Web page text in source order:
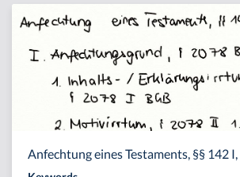
Anfechtung eines Testaments, §§ 142